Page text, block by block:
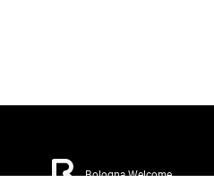
Bologna Welcome